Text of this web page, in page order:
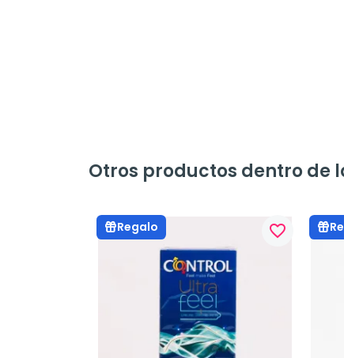
Otros productos dentro de
Regalo favorite_border